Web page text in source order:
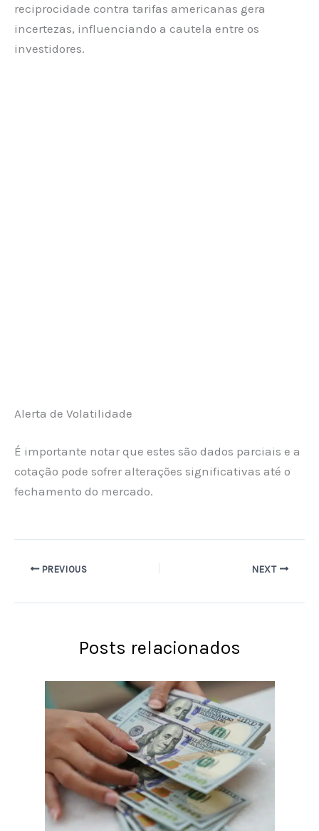
reciprocidade contra tarifas americanas gera
incertezas, influenciando a cautela entre os
investidores.
Alerta de Volatilidade
É importante notar que estes são dados parciais e a
cotação pode sofrer alterações significativas até o
fechamento do mercado.
PREVIOUS NEXT
Posts relacionados